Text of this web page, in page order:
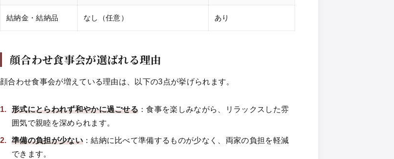
結納金・結納品 なし（任意） あり
顔合わせ食事会が選ばれる理由
顔合わせ食事会が増えている理由は、以下の3点が挙げられます。
形式にとらわれず和やかに過ごせる ：食事を楽しみながら、リラックスした雰
囲気で親睦を深められます。
準備の負担が少ない：結納に比べて準備するものが少なく、両家の負担を軽減
できます。